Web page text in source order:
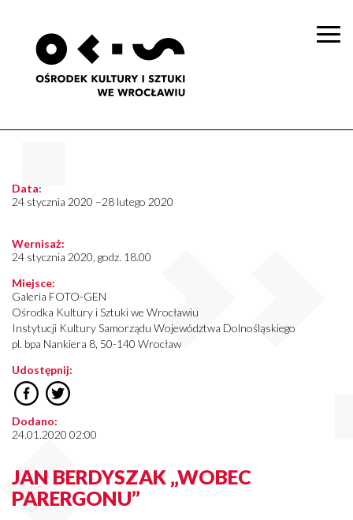
Data:
24 stycznia 2020 –28 lutego 2020
Wernisaż:
24 stycznia 2020, godz. 18.00
Miejsce:
Galeria FOTO-GEN
Ośrodka Kultury i Sztuki we Wrocławiu
Instytucji Kultury Samorządu Województwa Dolnośląskiego
pl. bpa Nankiera 8, 50-140 Wrocław
Udostępnij:
Dodano:
24.01.2020 02:00
JAN BERDYSZAK „WOBEC
PARERGONU”